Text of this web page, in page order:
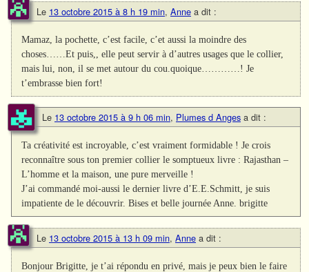
Le 13 octobre 2015 à 8 h 19 min, Anne a dit :
Mamaz, la pochette, c’est facile, c’et aussi la moindre des
choses……Et puis,, elle peut servir à d’autres usages que le collier,
mais lui, non, il se met autour du cou.quoique…………! Je
t’embrasse bien fort!
Le 13 octobre 2015 à 9 h 06 min, Plumes d Anges a dit :
Ta créativité est incroyable, c’est vraiment formidable ! Je crois
reconnaître sous ton premier collier le somptueux livre : Rajasthan –
L’homme et la maison, une pure merveille !
J’ai commandé moi-aussi le dernier livre d’E.E.Schmitt, je suis
impatiente de le découvrir. Bises et belle journée Anne. brigitte
Le 13 octobre 2015 à 13 h 09 min, Anne a dit :
Bonjour Brigitte, je t’ai répondu en privé, mais je peux bien le faire